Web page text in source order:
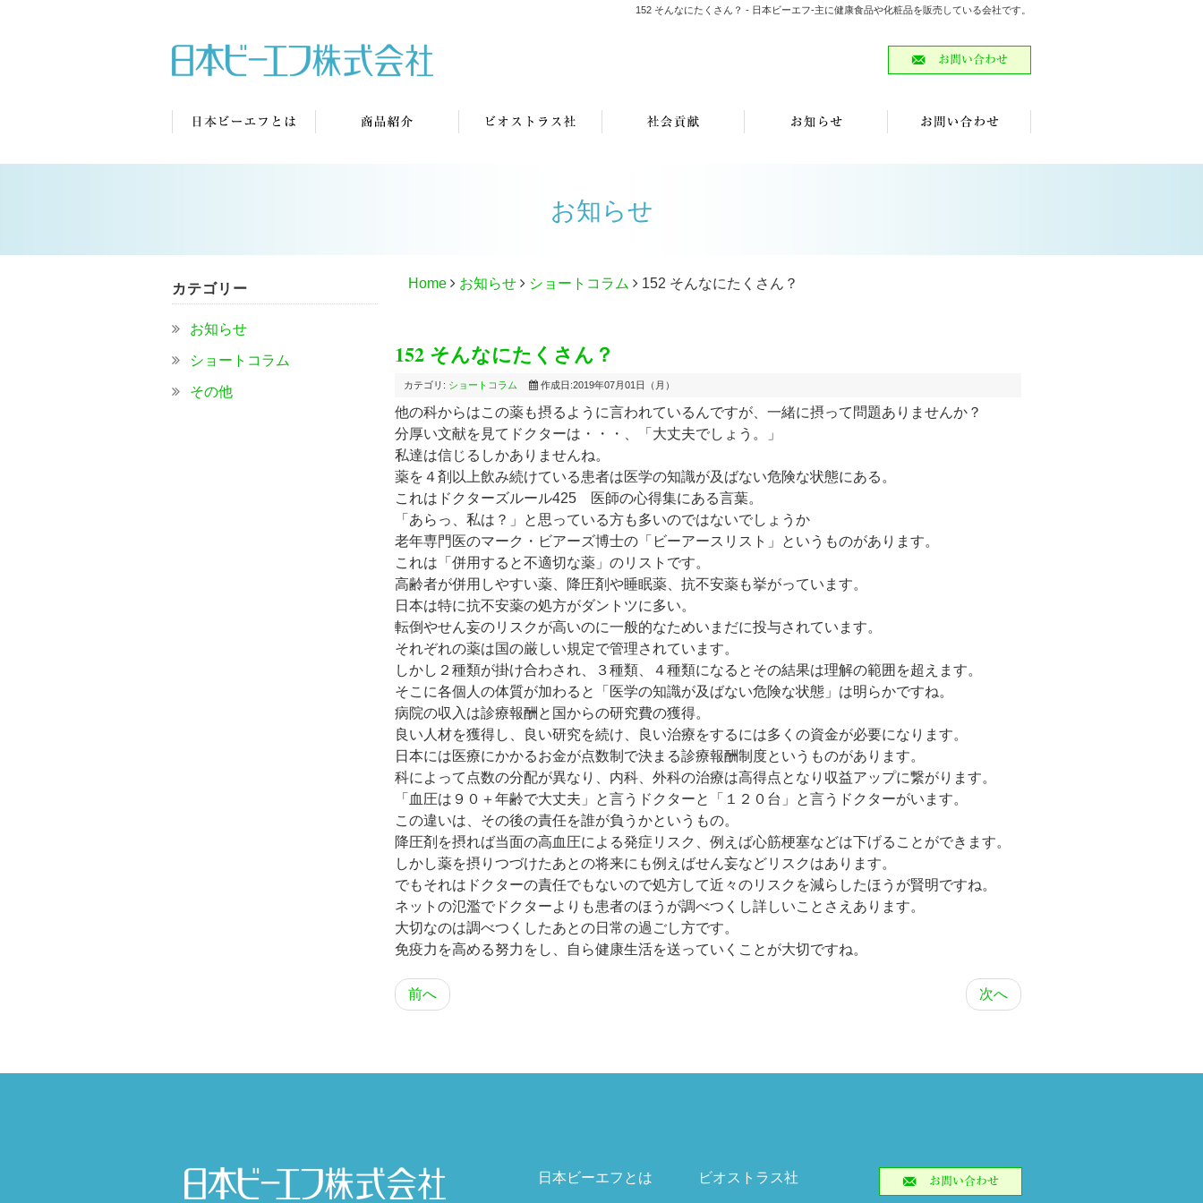
152 そんなにたくさん？ - 日本ビーエフ-主に健康食品や化粧品を販売している会社です。
お知らせ
カテゴリー
お知らせ
ショートコラム
その他
Home お知らせ ショートコラム 152 そんなにたくさん？
152 そんなにたくさん？
カテゴリ: ショートコラム 作成日:2019年07月01日（月）
他の科からはこの薬も摂るように言われているんですが、一緒に摂って問題ありませんか？
分厚い文献を見てドクターは・・・、「大丈夫でしょう。」
私達は信じるしかありませんね。
薬を４剤以上飲み続けている患者は医学の知識が及ばない危険な状態にある。
これはドクターズルール425 医師の心得集にある言葉。
「あらっ、私は？」と思っている方も多いのではないでしょうか
老年専門医のマーク・ビアーズ博士の「ビーアースリスト」というものがあります。
これは「併用すると不適切な薬」のリストです。
高齢者が併用しやすい薬、降圧剤や睡眠薬、抗不安薬も挙がっています。
日本は特に抗不安薬の処方がダントツに多い。
転倒やせん妄のリスクが高いのに一般的なためいまだに投与されています。
それぞれの薬は国の厳しい規定で管理されています。
しかし２種類が掛け合わされ、３種類、４種類になるとその結果は理解の範囲を超えます。
そこに各個人の体質が加わると「医学の知識が及ばない危険な状態」は明らかですね。
病院の収入は診療報酬と国からの研究費の獲得。
良い人材を獲得し、良い研究を続け、良い治療をするには多くの資金が必要になります。
日本には医療にかかるお金が点数制で決まる診療報酬制度というものがあります。
科によって点数の分配が異なり、内科、外科の治療は高得点となり収益アップに繋がります。
「血圧は９０＋年齢で大丈夫」と言うドクターと「１２０台」と言うドクターがいます。
この違いは、その後の責任を誰が負うかというもの。
降圧剤を摂れば当面の高血圧による発症リスク、例えば心筋梗塞などは下げることができます。
しかし薬を摂りつづけたあとの将来にも例えばせん妄などリスクはあります。
でもそれはドクターの責任でもないので処方して近々のリスクを減らしたほうが賢明ですね。
ネットの氾濫でドクターよりも患者のほうが調べつくし詳しいことさえあります。
大切なのは調べつくしたあとの日常の過ごし方です。
免疫力を高める努力をし、自ら健康生活を送っていくことが大切ですね。
前へ 次へ
日本ビーエフとは ビオストラス社